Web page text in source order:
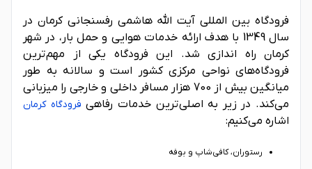
فرودگاه بین المللی آیت الله هاشمی رفسنجانی کرمان در
سال 1349 با هدف ارائه خدمات هوایی و حمل بار، در شهر
کرمان راه اندازی شد. این فرودگاه یکی از مهم‌ترین
فرودگاه‌های نواحی مرکزی کشور است و سالانه به طور
میانگین بیش از 700 هزار مسافر داخلی و خارجی را میزبانی
می‌کند. در زیر به اصلی‌ترین خدمات رفاهی فرودگاه کرمان
اشاره می‌کنیم:
رستوران، کافی‌شاپ و بوفه